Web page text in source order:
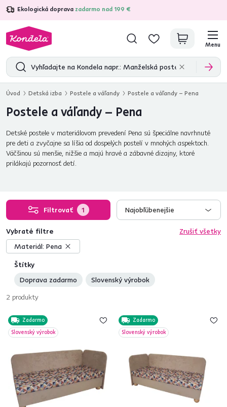
Ekologická doprava zadarmo nad 199 €
4,7 31 375overených produktových recenzií
Menu
Úvod Detská izba Postele a váľandy Postele a váľandy – Pena
Postele a váľandy – Pena
Detské postele v materiálovom prevedení Pena sú špeciálne navrhnuté
pre deti a zvyčajne sa líšia od dospelých postelí v mnohých aspektoch.
Väčšinou sú menšie, nižšie a majú hravé a zábavné dizajny, ktoré
prilákajú pozornosť detí.
Filtrovať 1 Najobľúbenejšie
Štítky
Doprava zadarmo
Slovenský výrobok
Vybraté filtre
Zrušiť všetky
Materiál: Pena
2 produkty
Zadarmo
Slovenský výrobok
Zadarmo
Slovenský výrobok